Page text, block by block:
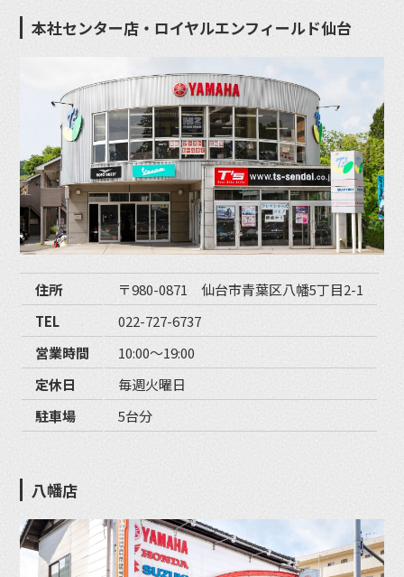
本社センター店・ロイヤルエンフィールド仙台
住所
〒980-0871 仙台市青葉区八幡5丁目2-1
TEL
022-727-6737
営業時間
10:00〜19:00
定休日
毎週火曜日
駐車場
5台分
八幡店